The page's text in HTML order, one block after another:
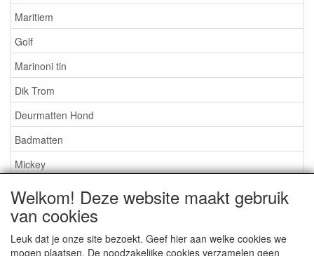
Maritiem
Golf
Marinoni tin
Dik Trom
Deurmatten Hond
Badmatten
Mickey
Nijntje
Snoopy
Overige artikelen
Welkom! Deze website maakt gebruik
van cookies
Leuk dat je onze site bezoekt. Geef hier aan welke cookies we
mogen plaatsen. De noodzakelijke cookies verzamelen geen